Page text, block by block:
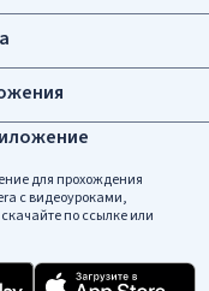
для прохождения
c видеоуроками,
по ссылке или